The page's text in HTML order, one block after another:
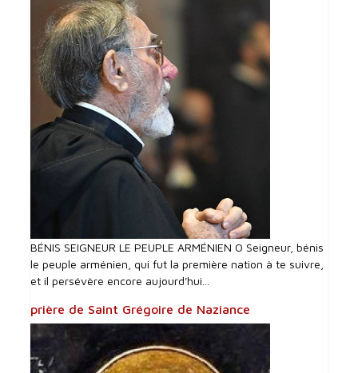
BÉNIS SEIGNEUR LE PEUPLE ARMÉNIEN O Seigneur, bénis
le peuple arménien, qui fut la première nation à te suivre,
et il persévère encore aujourd'hui...
prière de Saint Grégoire de Naziance